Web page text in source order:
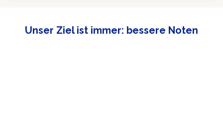
Unser Ziel ist immer: bessere Noten